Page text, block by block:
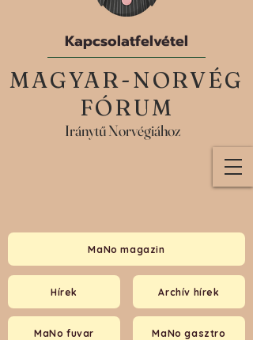
MAGYAR-NORVÉG
FÓRUM
Iránytű Norvégiához
Hírek
MaNo magazin
MaNo fuvar MaNo gasztro
Archív hírek
Kapcsolatfelvétel